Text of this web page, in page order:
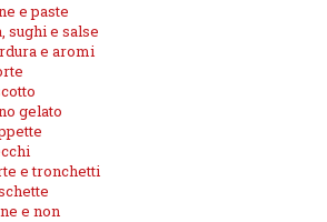
e paste
sughi e salse
e aromi
gelato
e tronchetti
e non